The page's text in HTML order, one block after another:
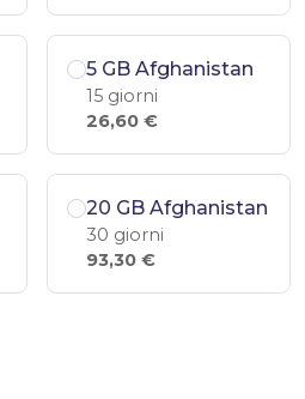
5 GB Afghanistan
15 giorni
26,60 €
20 GB Afghanistan
30 giorni
93,30 €